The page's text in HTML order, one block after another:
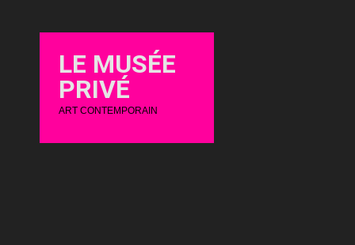
LE MUSÉE
PRIVÉ
ART CONTEMPORAIN